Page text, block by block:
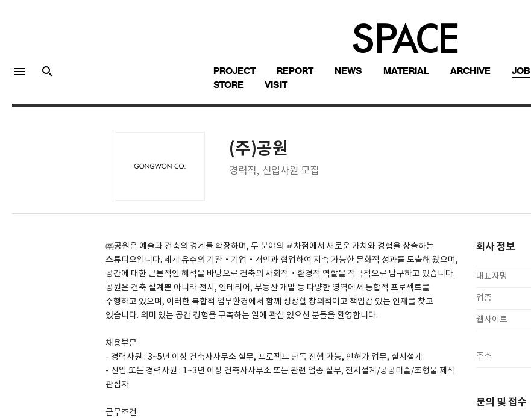
Naver 로그인
menu search PROJECT REPORT NEWS MATERIAL ARCHIVE
JOB
STORE
VISIT
(주)공원
경력직, 신입사원 모집
㈜공원은 예술과 건축의 경계를 확장하며, 두 분야의 교차점에서 새로운 가치와 경험을 창출하는
스튜디오입니다. 세계 유수의 기관·기업·개인과 협업하여 지속 가능한 문화적 성과를 도출해 왔으며,
공간에 대한 근본적인 해석을 바탕으로 건축의 사회적·환경적 역할을 적극적으로 탐구하고 있습니다.
공원은 건축 설계뿐 아니라 전시, 인테리어, 부동산 개발 등 다양한 영역에서 통합적 프로젝트를
수행하고 있으며, 이러한 복합적 업무환경에서 함께 성장할 창의적이고 책임감 있는 인재를 찾고
있습니다. 의미 있는 공간 경험을 구축하는 일에 관심 있으신 분들을 환영합니다.
채용부문
- 경력사원 : 3~5년 이상 건축사사무소 실무, 프로젝트 단독 진행 가능, 인허가 업무, 실시설계
- 신입 또는 경력사원 : 1~3년 이상 건축사사무소 또는 관련 업종 실무, 전시설계/공공미술/조형물 제작
관심자
근무조건
회사 정보
대표자명
업종
웹사이트
주소
문의 및 접수